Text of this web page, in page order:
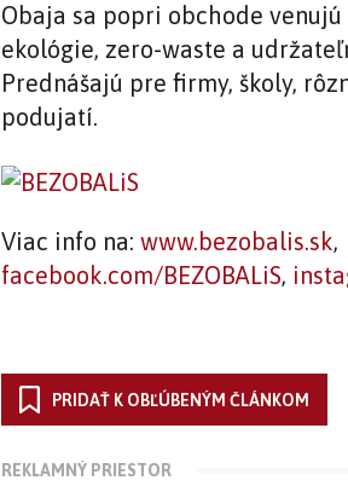
Obaja sa popri obchode
ekológie, zero-waste a
Prednášajú pre firmy, školy,
podujatí.
Viac info na: www.bezobalis.sk,
facebook.com/BEZOBALiS,
PRIDAŤ K OBĽÚBENÝM ČLÁNKOM
REKLAMNÝ PRIESTOR